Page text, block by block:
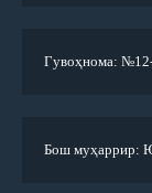
Гувоҳнома: №12-
Бош муҳаррир: